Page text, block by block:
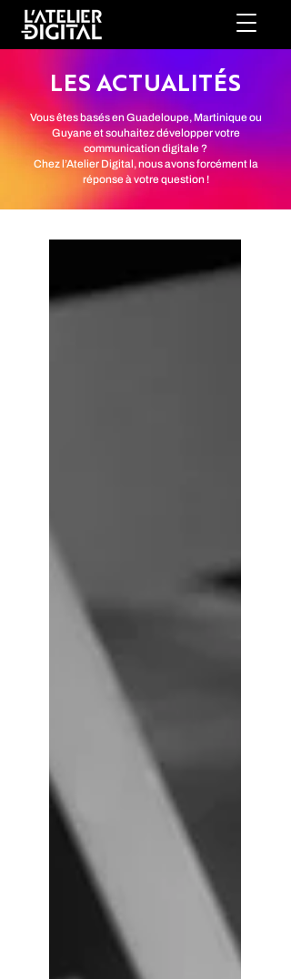
LES ACTUALITÉS
Vous êtes basés en Guadeloupe, Martinique ou
Guyane et souhaitez développer votre
communication digitale ?
Chez l’Atelier Digital, nous avons forcément la
réponse à votre question !